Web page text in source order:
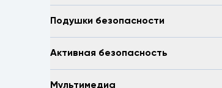
Подушки безопасности
Активная безопасность
Мультимедиа